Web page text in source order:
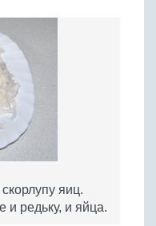
яиц.
и редьку, и яйца.